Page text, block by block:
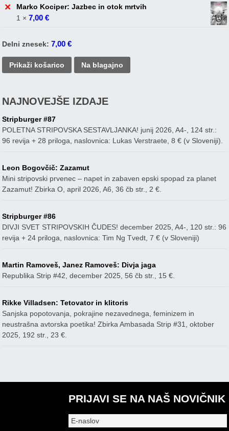
×
Marko Kociper: Jazbec in otok mrtvih
1 ×7,00€
Delni znesek: 7,00€
Prikaži košarico Na blagajno
NAJNOVEJŠE IZDAJE
Stripburger #87
POLETNA STRIPOVSKA SESTAVLJANKA! junij 2026, A4-, 124 str.:
96 revija + 28 priloga, naslovnica: Lukas Verstraete, 8 € (v Sloveniji).
Leon Bogovčič: Zazamut
Mini stripovski prvenec – napet in zabaven epski spopad za planet
Zazamut! Zbirka O, april 2026, A6, 36 čb str., 2 €.
Stripburger #86
DIVJI SVET STRIPOVSKIH ČUDES! december 2025, A4-, 120 str.: 96
revija + 24 priloga, naslovnica: Tim Ng Tvedt, 7 € (v Sloveniji)
Martin Ramoveš, Janez Ramoveš: Divja jaga
Republika Strip #42, december 2025, 56 čb str., 15 €.
Rikke Villadsen: Tetovator in klitoris
Sanjska popotovanja, pokrajine nezavednega, feminizem in
neustrašna avtorska poetika! Zbirka Ambasada Strip #31, oktober
2025, 192 str., 23 €.
PRIJAVI SE NA NAŠ NOVIČNIK